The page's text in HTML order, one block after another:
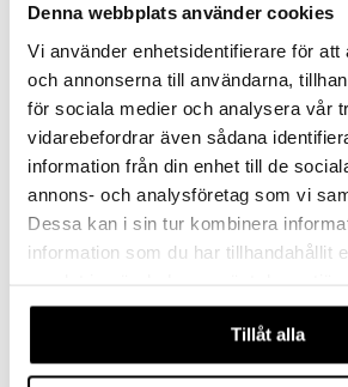
Denna webbplats använder cookies
Vi använder enhetsidentifierare för att
och annonserna till användarna,
för sociala medier och analysera vår
vidarebefordrar även sådana
information från din enhet till de
annons- och analysföretag som vi
Dessa kan i sin tur kombinera
information som du har tillhandahållit
våra cookies vid fortsatt användande
Tillåt alla
INVIGO SUN After Sun Express Conditioner
WELLA PROFESSIONALS
11,95 € (15,95€
WELLA
11,95 €
& Soujaus
& Ihonpuhdistus